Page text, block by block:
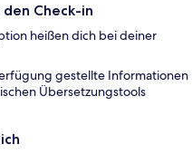
Check-in
heißen dich bei deiner
gestellte Informationen
Übersetzungstools